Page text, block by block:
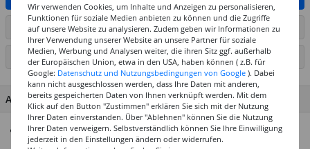
ARTIKEL AUF WUNSCHLISTE SETZEN
SEITE DRUCKEN
ARTIKEL MERKMALE & DETAILS
Mit diesem Starter-Set für Hobby und Modellbau haben Sie
alle wichtigen Pinsel zur Hand
Wir verwenden Cookies, um Inhalte und Anzeigen zu personalisieren,
Funktionen für soziale Medien anbieten zu können und die Zugriffe
auf unsere Website zu analysieren. Zudem geben wir Informationen zu
Ihrer Verwendung unserer Website an unsere Partner für soziale
Medien, Werbung und Analysen weiter, die ihren Sitz ggf. außerhalb
der Europäischen Union, etwa in den USA, haben können ( z.B. für
Google: Datenschutz und Nutzungsbedingungen von Google ). Dabei
kann nicht ausgeschlossen werden, dass Ihre Daten mit anderen,
bereits gespeicherten Daten von Ihnen verknüpft werden. Mit dem
Klick auf den Button "Zustimmen" erklären Sie sich mit der Nutzung
Ihrer Daten einverstanden. Über "Ablehnen" können Sie die Nutzung
Ihrer Daten verweigern. Selbstverständlich können Sie Ihre Einwilligung
jederzeit in den Einstellungen ändern oder widerrufen.